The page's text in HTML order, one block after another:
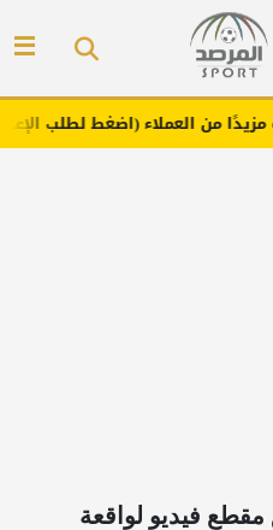
لطلب الإعلان)
فيديو لواقعة